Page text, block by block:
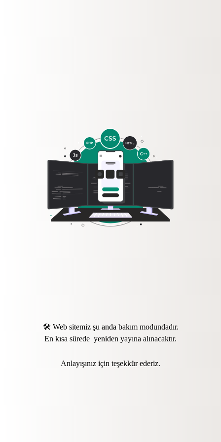
🛠️ Web sitemiz şu anda bakım modundadır.
En kısa sürede yeniden yayına alınacaktır.
Anlayışınız için teşekkür ederiz.